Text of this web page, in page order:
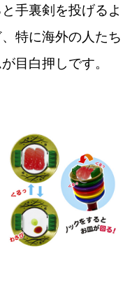
手裏剣を投げるよ
特に海外の人たち
目白押しです。